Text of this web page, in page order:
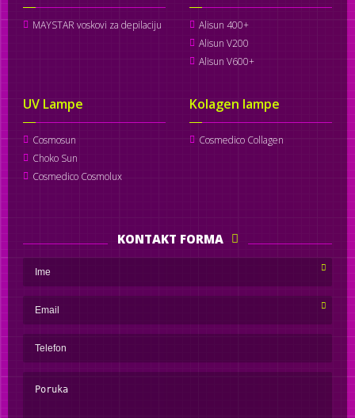
MAYSTAR voskovi za depilaciju
Alisun 400+
Alisun V200
Alisun V600+
UV Lampe
Cosmosun
Choko Sun
Cosmedico Cosmolux
Kolagen lampe
Cosmedico Collagen
KONTAKT FORMA